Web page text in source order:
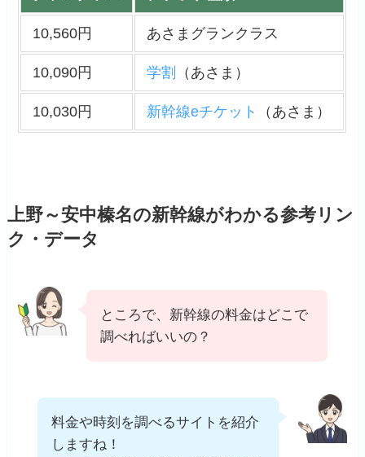
10,560円 あさまグランクラス
10,090円 学割 （あさま）
10,030円 新幹線eチケット （あさま）
上野～安中榛名の新幹線がわかる参考リン
ク・データ
ところで、新幹線の料金はどこで
調べればいいの？
料金や時刻を調べるサイトを紹介
しますね！